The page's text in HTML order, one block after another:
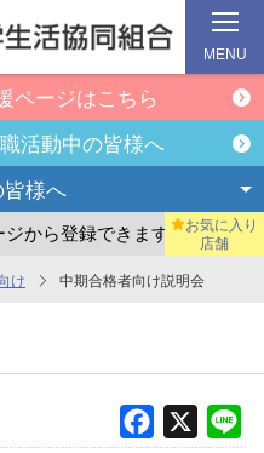
ページはこちら
活動中の皆様へ
皆様へ
ら登録できます。 まだ
お気に入り
店舗
MENU
け 中期合格者向け説明会
Facebook